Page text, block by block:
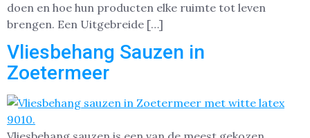
doen en hoe hun producten elke ruimte tot leven
brengen. Een Uitgebreide […]
Vliesbehang Sauzen in
Zoetermeer